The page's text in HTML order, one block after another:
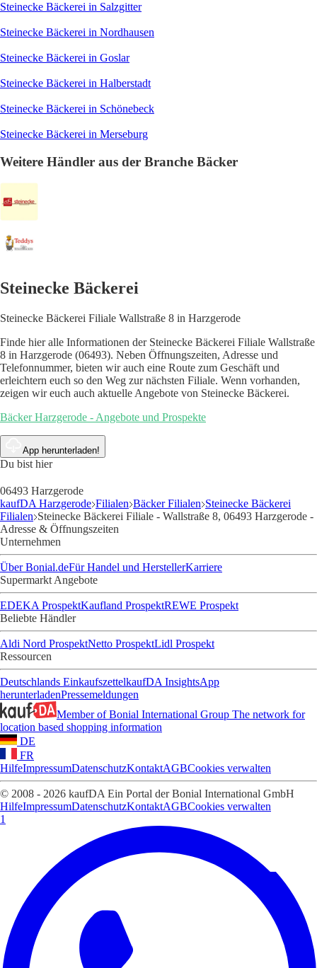
Steinecke Bäckerei in Salzgitter
Steinecke Bäckerei in Nordhausen
Steinecke Bäckerei in Goslar
Steinecke Bäckerei in Halberstadt
Steinecke Bäckerei in Schönebeck
Steinecke Bäckerei in Merseburg
Weitere Händler aus der Branche Bäcker
Steinecke Bäckerei
Steinecke Bäckerei Filiale Wallstraße 8 in Harzgerode
Finde hier alle Informationen der Steinecke Bäckerei Filiale Wallstraße
8 in Harzgerode (06493). Neben Öffnungszeiten, Adresse und
Telefonnummer, bieten wir auch eine Route zum Geschäft und
erleichtern euch so den Weg zur nächsten Filiale. Wenn vorhanden,
zeigen wir euch auch aktuelle Angebote von Steinecke Bäckerei.
Bäcker Harzgerode - Angebote und Prospekte
App herunterladen!
Du bist hier
06493 Harzgerode
kaufDA Harzgerode Filialen Bäcker Filialen Steinecke Bäckerei
Filialen Steinecke Bäckerei Filiale - Wallstraße 8, 06493 Harzgerode -
Adresse & Öffnungszeiten
Unternehmen
Über Bonial.deFür Handel und HerstellerKarriere
Supermarkt Angebote
EDEKA ProspektKaufland ProspektREWE Prospekt
Beliebte Händler
Aldi Nord ProspektNetto ProspektLidl Prospekt
Ressourcen
Deutschlands EinkaufszettelkaufDA InsightsApp
herunterladenPressemeldungen
Member of Bonial International Group The network for
location based shopping information
DE
FR
HilfeImpressumDatenschutzKontaktAGBCookies verwalten
© 2008 - 2026 kaufDA Ein Portal der Bonial International GmbH
HilfeImpressumDatenschutzKontaktAGBCookies verwalten
1